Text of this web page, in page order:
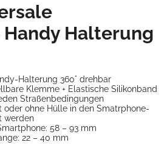
Halterung
Halterung 360° drehbar
Klemme + Elastische Silikonband
Straßenbedingungen
oder ohne Hülle in den Smatrphone-
werden
58 – 93 mm
22 – 40 mm